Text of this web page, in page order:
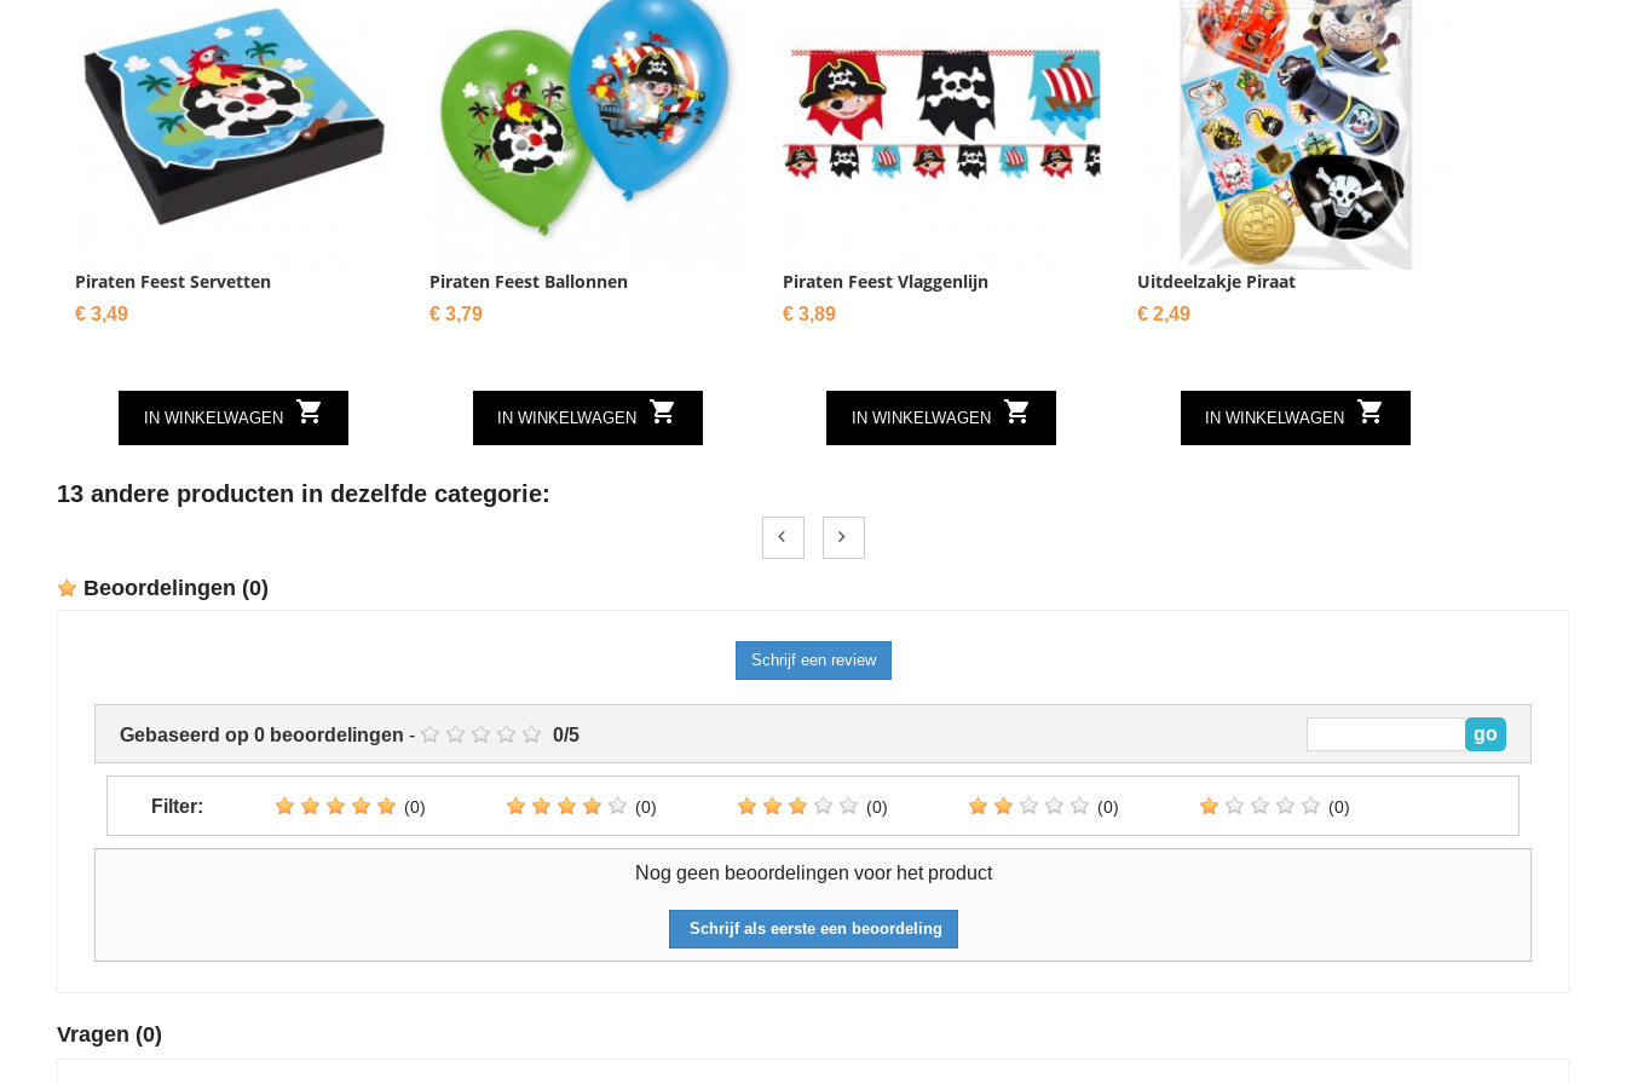
Piraten Feest Servetten
Prijs
€ 3,49
IN WINKELWAGEN 
Piraten Feest Ballonnen
Prijs
€ 3,79
IN WINKELWAGEN 
Piraten Feest Vlaggenlijn
Prijs
€ 3,89
IN WINKELWAGEN 
Uitdeelzakje Piraat
Prijs
€ 2,49
IN WINKELWAGEN 
13 andere producten in dezelfde categorie:
Beoordelingen (0)
Schrijf een review
Gebaseerd op 0 beoordelingen - 0/5
Filter: (0) (0) (0) (0) (0)
Nog geen beoordelingen voor het product
Schrijf als eerste een beoordeling
Vragen (0)